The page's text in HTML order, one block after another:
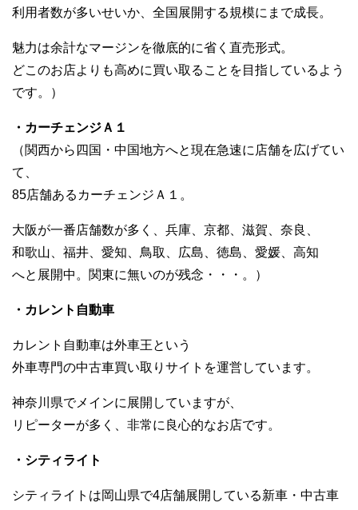
利用者数が多いせいか、全国展開する規模にまで成長。
魅力は余計なマージンを徹底的に省く直売形式。
どこのお店よりも高めに買い取ることを目指しているよう
です。）
・カーチェンジＡ１
（関西から四国・中国地方へと現在急速に店舗を広げてい
て、
85店舗あるカーチェンジＡ１。
大阪が一番店舗数が多く、兵庫、京都、滋賀、奈良、
和歌山、福井、愛知、鳥取、広島、徳島、愛媛、高知
へと展開中。関東に無いのが残念・・・。）
・カレント自動車
カレント自動車は外車王という
外車専門の中古車買い取りサイトを運営しています。
神奈川県でメインに展開していますが、
リピーターが多く、非常に良心的なお店です。
・シティライト
シティライトは岡山県で4店舗展開している新車・中古車